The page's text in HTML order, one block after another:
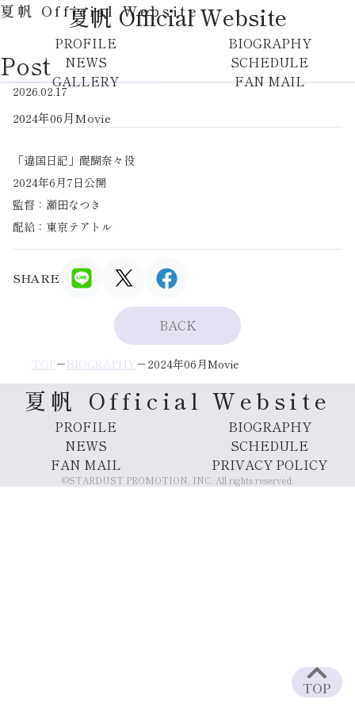
夏帆 Official Website
夏帆 Official Website
PROFILE
BIOGRAPHY
NEWS
SCHEDULE
GALLERY
FAN MAIL
Post
2026.02.17
2024年06月Movie
「違国日記」醍醐奈々役
2024年6月7日公開
監督：瀬田なつき
配給：東京テアトル
SHARE
BACK
TOP BIOGRAPHY 2024年06月Movie
夏帆 Official Website
PROFILE
BIOGRAPHY
NEWS
SCHEDULE
FAN MAIL
PRIVACY POLICY
©STARDUST PROMOTION, INC. All rights reserved.
TOP